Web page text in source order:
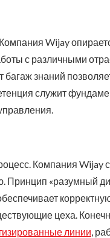
Wijay
с различными
знаний
служит
Компания Wijay
Принцип «разумный
цеха.
линии,